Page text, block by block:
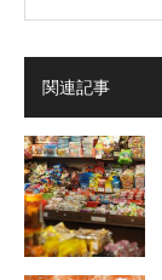
関連記事